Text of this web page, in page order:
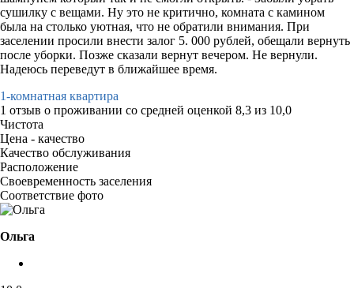
сушилку с вещами. Ну это не критично, комната с камином
была на столько уютная, что не обратили внимания. При
заселении просили внести залог 5. 000 рублей, обещали вернуть
после уборки. Позже сказали вернут вечером. Не вернули.
Надеюсь переведут в ближайшее время.
1-комнатная квартира
1 отзыв о проживании со средней оценкой 8,3 из 10,0
Чистота
Цена - качество
Качество обслуживания
Расположение
Своевременность заселения
Соответствие фото
Ольга